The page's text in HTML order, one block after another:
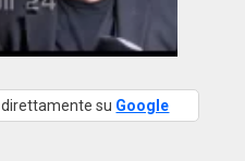
direttamente su Google